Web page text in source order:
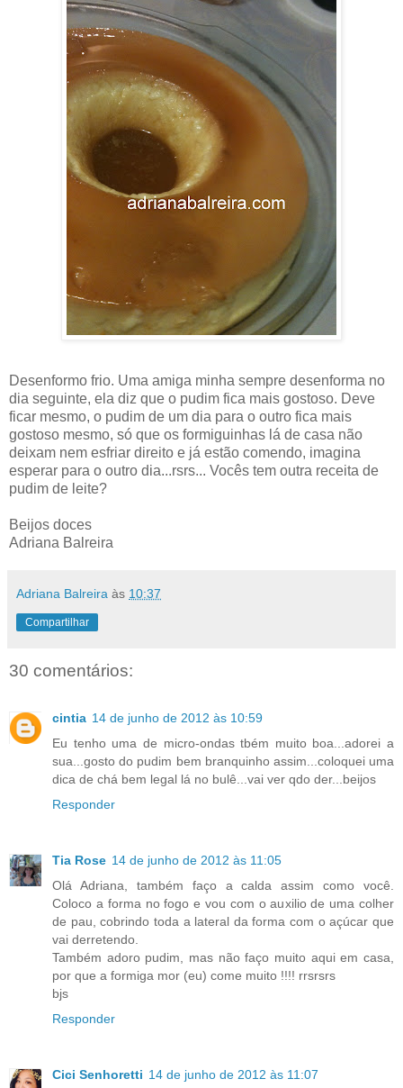
Desenformo frio. Uma amiga minha sempre desenforma no
dia seguinte, ela diz que o pudim fica mais gostoso. Deve
ficar mesmo, o pudim de um dia para o outro fica mais
gostoso mesmo, só que os formiguinhas lá de casa não
deixam nem esfriar direito e já estão comendo, imagina
esperar para o outro dia...rsrs... Vocês tem outra receita de
pudim de leite?
Beijos doces
Adriana Balreira
Adriana Balreira às 10:37
Compartilhar
30 comentários:
cintia 14 de junho de 2012 às 10:59
Eu tenho uma de micro-ondas tbém muito boa...adorei a
sua...gosto do pudim bem branquinho assim...coloquei uma
dica de chá bem legal lá no bulê...vai ver qdo der...beijos
Responder
Tia Rose 14 de junho de 2012 às 11:05
Olá Adriana, também faço a calda assim como você.
Coloco a forma no fogo e vou com o auxilio de uma colher
de pau, cobrindo toda a lateral da forma com o açúcar que
vai derretendo.
Também adoro pudim, mas não faço muito aqui em casa,
por que a formiga mor (eu) come muito !!!! rrsrsrs
bjs
Responder
Cici Senhoretti 14 de junho de 2012 às 11:07